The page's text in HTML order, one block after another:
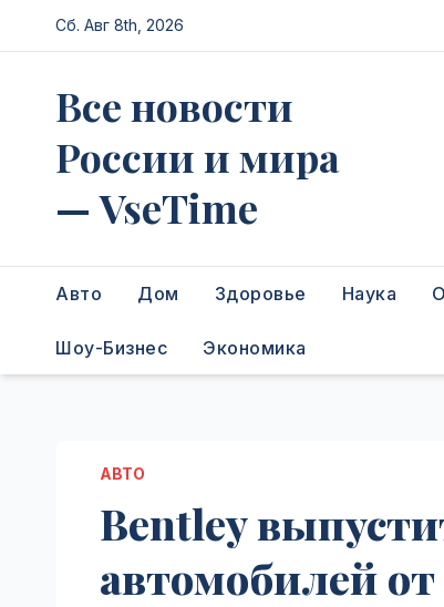
Перейти
к
Сб. Авг 8th, 2026
Все новости
России и мира
— VseTime
Авто Дом Здоровье Наука
Шоу-Бизнес Экономика
АВТО
Bentley
автомобилей